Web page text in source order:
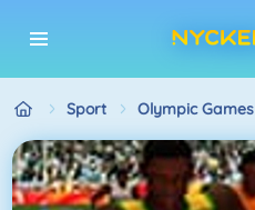
Sport Olympic Games